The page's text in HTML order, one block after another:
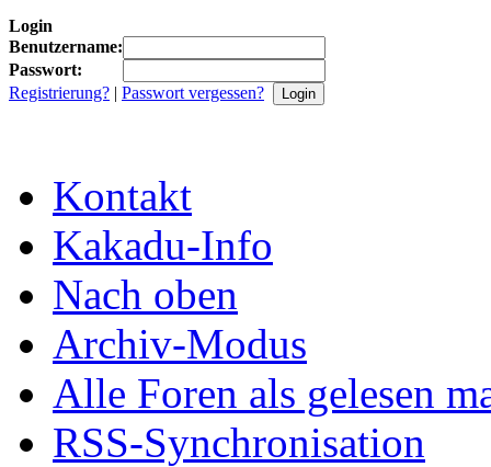
Login
Benutzername:
Passwort:
Registrierung? | Passwort vergessen?
Kontakt
Kakadu-Info
Nach oben
Archiv-Modus
Alle Foren als gelesen
RSS-Synchronisation